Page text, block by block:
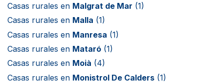
Casas rurales en Malgrat de Mar (1)
Casas rurales en Malla (1)
Casas rurales en Manresa (1)
Casas rurales en Mataró (1)
Casas rurales en Moià (4)
Casas rurales en Monistrol De Calders (1)